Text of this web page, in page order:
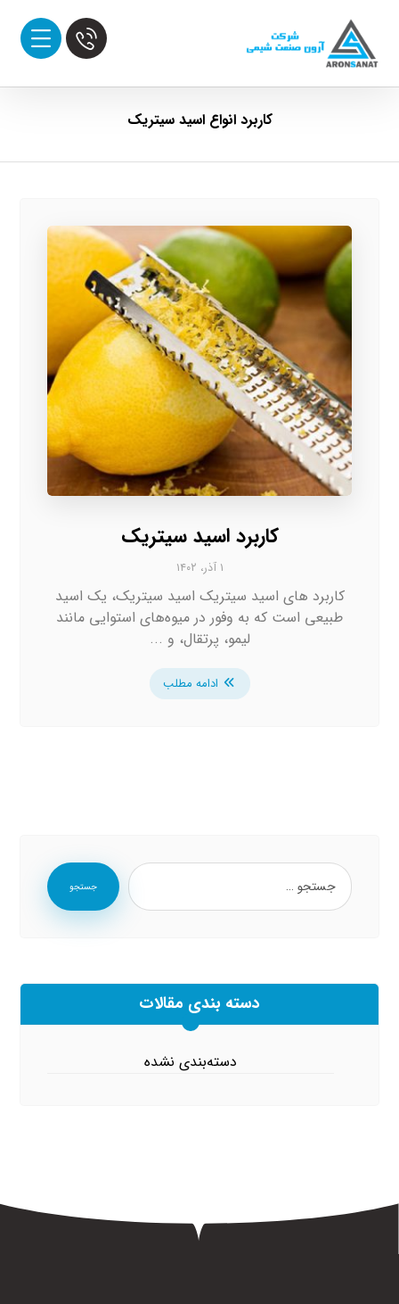
کاربرد انواع اسید سیتریک
کاربرد اسید سیتریک
۱ آذر، ۱۴۰۲
کاربرد های اسید سیتریک اسید سیتریک، یک اسید
طبیعی است که به وفور در میوه‌های استوایی مانند
لیمو، پرتقال، و ...
ادامه مطلب
جستجو
دسته بندی مقالات
دسته‌بندی نشده